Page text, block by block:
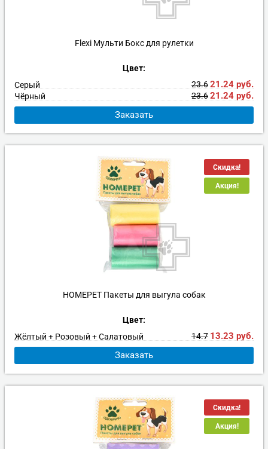
Flexi Мульти Бокс для рулетки
Цвет:
Серый
23.621.24 руб.
Чёрный 23.621.24 руб.
Заказать
Скидка!
Акция!
HOMEPET Пакеты для выгула собак
Цвет:
Жёлтый + Розовый + Салатовый
14.7 13.23 руб.
Заказать
Скидка!
Акция!